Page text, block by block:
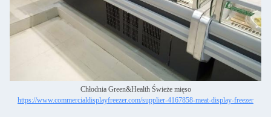
Chłodnia Green&Health Świeże mięso
https://www.commercialdisplayfreezer.com/supplier-4167858-meat-display-freezer